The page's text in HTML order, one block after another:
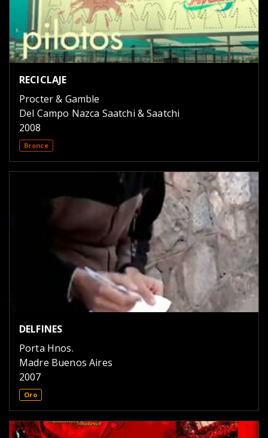
RECICLAJE
Procter & Gamble
Del Campo Nazca Saatchi & Saatchi
2008
Bronce
DELFINES
Porta Hnos.
Madre Buenos Aires
2007
Oro